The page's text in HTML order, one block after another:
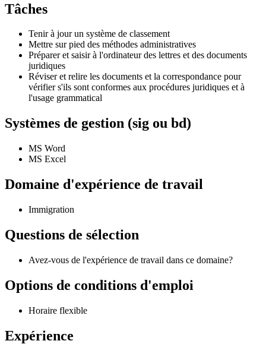
Tâches
Tenir à jour un système de classement
Mettre sur pied des méthodes administratives
Préparer et saisir à l'ordinateur des lettres et des documents
juridiques
Réviser et relire les documents et la correspondance pour
vérifier s'ils sont conformes aux procédures juridiques et à
l'usage grammatical
Systèmes de gestion (sig ou bd)
MS Word
MS Excel
Domaine d'expérience de travail
Immigration
Questions de sélection
Avez-vous de l'expérience de travail dans ce domaine?
Options de conditions d'emploi
Horaire flexible
Expérience